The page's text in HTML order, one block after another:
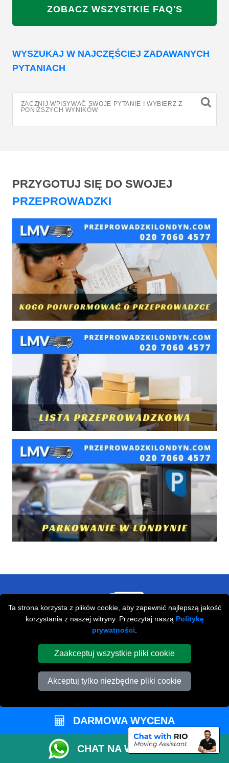
Ta strona korzysta z plików cookie, aby zapewnić najlepszą jakość
korzystania z naszej witryny. Przeczytaj naszą Politykę
prywatności
Zaakceptuj wszystkie pliki cookie
Akceptuj tylko niezbędne pliki cookie
ZOBACZ WSZYSTKIE FAQ'S
WYSZUKAJ W NAJCZĘŚCIEJ ZADAWANYCH
PYTANIACH
ZACZNIJ WPISYWAĆ SWOJE PYTANIE I WYBIERZ Z
PONIŻSZYCH WYNIKÓW
PRZYGOTUJ SIĘ DO SWOJEJ
PRZEPROWADZKI
Przeprowadzki Londyn
673 Seven Sisters Road
N15 5LA London,UK
Napisz do nas
STREFA KLIENTA
DARMOWA WYCENA
CHAT NA WHATSAPP